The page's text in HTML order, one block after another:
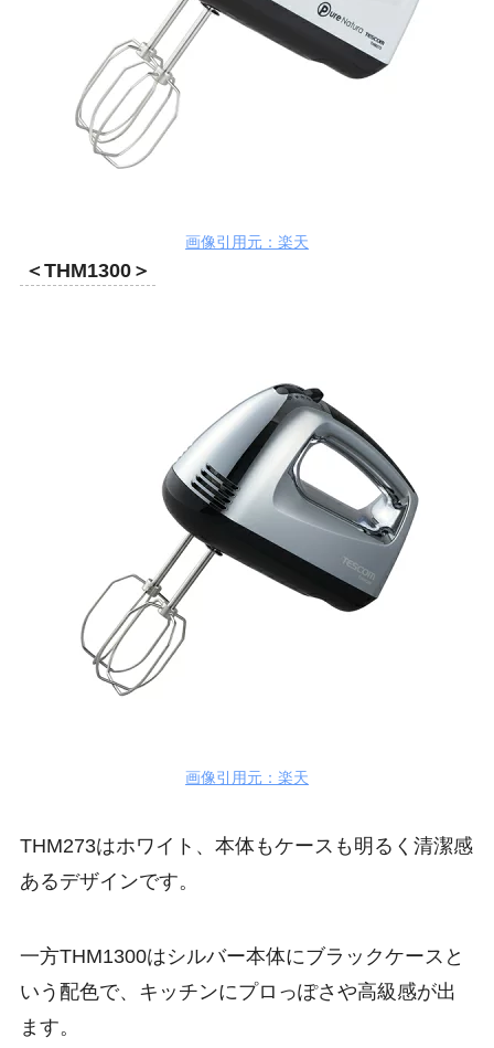
画像引用元：楽天
＜THM1300＞
画像引用元：楽天
THM273はホワイト、本体もケースも明るく清潔感
あるデザインです。
一方THM1300はシルバー本体にブラックケースと
いう配色で、キッチンにプロっぽさや高級感が出
ます。